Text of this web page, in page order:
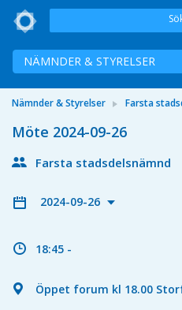
NÄMNDER & STYRELSER
Nämnder & Styrelser Farsta
Möte 2024-09-26
Farsta stadsdelsnämnd
2024-09-26
18:45 -
Öppet forum kl 18.00